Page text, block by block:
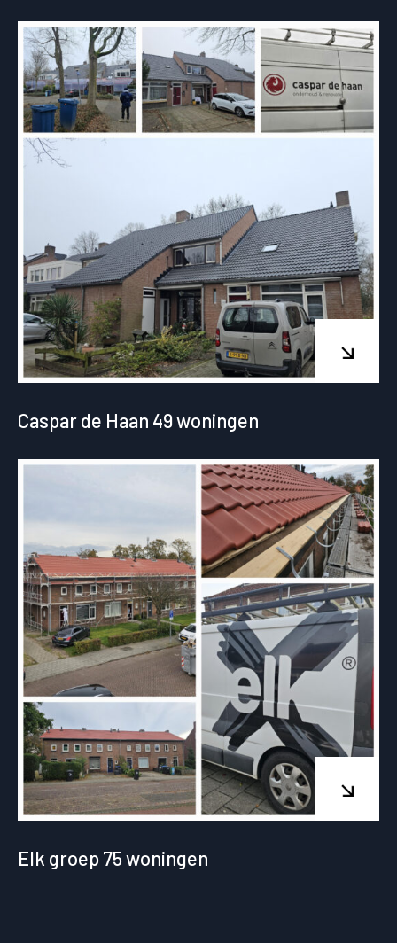
Caspar de Haan 49 woningen
Elk groep 75 woningen